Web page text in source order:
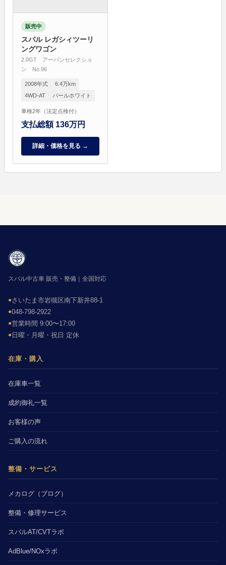
販売中
スバル レガシィツーリ
ングワゴン
2.0GT アーバンセレクショ
ン No.96
2008年式
6.4万km
4WD-AT
パールホワイト
車検2年（法定点検付）
支払総額 136万円
詳細・価格を見る →
スバル中古車 販売・整備｜全国対応
●さいたま市岩槻区南下新井88-1
●048-798-2922
●営業時間 9:00〜17:00
●日曜・月曜・祝日 定休
在庫・購入
在庫車一覧
成約御礼一覧
お客様の声
ご購入の流れ
整備・サービス
メカログ（ブログ）
整備・修理サービス
スバルAT/CVTラボ
AdBlue/NOxラボ